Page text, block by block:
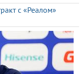
с «Реалом»